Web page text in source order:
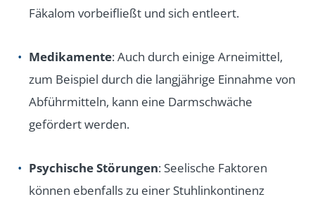
Fäkalom vorbeifließt und sich entleert.
Medikamente: Auch durch einige Arneimittel,
zum Beispiel durch die langjährige Einnahme von
Abführmitteln, kann eine Darmschwäche
gefördert werden.
Psychische Störungen: Seelische Faktoren
können ebenfalls zu einer Stuhlinkontinenz